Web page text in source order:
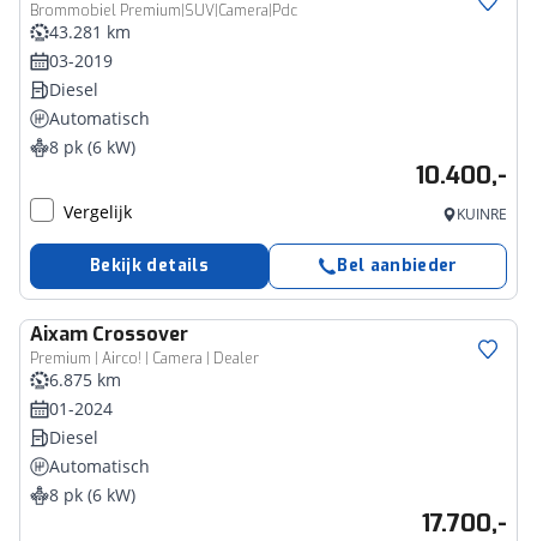
Brommobiel Premium|SUV|Camera|Pdc
43.281 km
03-2019
Diesel
Automatisch
8 pk (6 kW)
10.400,-
Vergelijk KUINRE
Bekijk details Bel aanbieder
Aixam Crossover
Premium | Airco! | Camera | Dealer
6.875 km
01-2024
Diesel
Automatisch
8 pk (6 kW)
17.700,-